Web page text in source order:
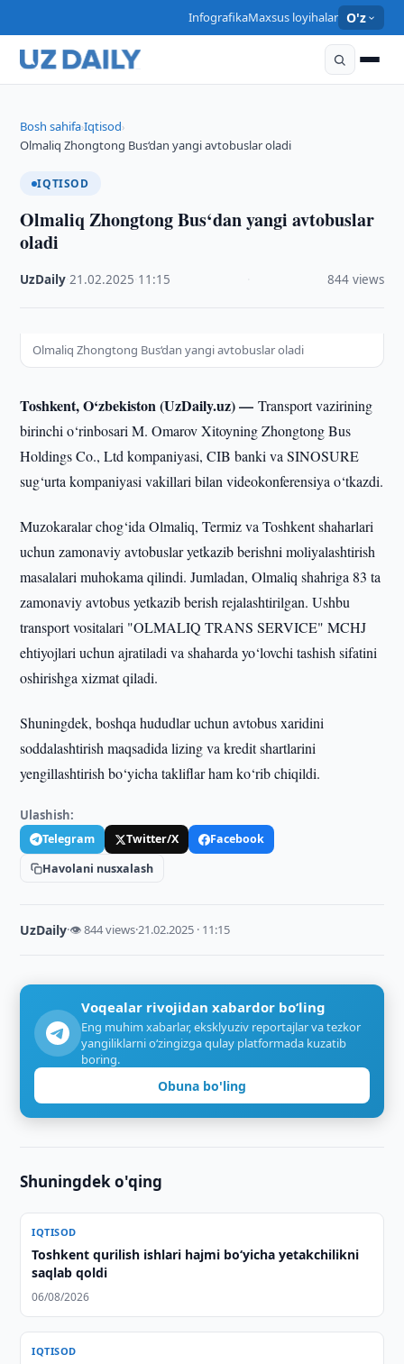
InfografikaMaxsus loyihalar O'z
Bosh sahifa›Iqtisod›
Olmaliq Zhongtong Bus‘dan yangi avtobuslar oladi
IQTISOD
Olmaliq Zhongtong Bus‘dan yangi avtobuslar
oladi
UzDaily ·21.02.2025 11:15 844 views
Olmaliq Zhongtong Bus‘dan yangi avtobuslar oladi
Toshkent, O‘zbekiston (UzDaily.uz) —Transport vazirining
birinchi o‘rinbosari M. Omarov Xitoyning Zhongtong Bus
Holdings Co., Ltd kompaniyasi, CIB banki va SINOSURE
sug‘urta kompaniyasi vakillari bilan videokonferensiya o‘tkazdi.
Muzokaralar chog‘ida Olmaliq, Termiz va Toshkent shaharlari
uchun zamonaviy avtobuslar yetkazib berishni moliyalashtirish
masalalari muhokama qilindi. Jumladan, Olmaliq shahriga 83 ta
zamonaviy avtobus yetkazib berish rejalashtirilgan. Ushbu
transport vositalari "OLMALIQ TRANS SERVICE" MCHJ
ehtiyojlari uchun ajratiladi va shaharda yo‘lovchi tashish sifatini
oshirishga xizmat qiladi.
Shuningdek, boshqa hududlar uchun avtobus xaridini
soddalashtirish maqsadida lizing va kredit shartlarini
yengillashtirish bo‘yicha takliflar ham ko‘rib chiqildi.
Ulashish:
Telegram Twitter/X
Facebook
Havolani nusxalash
UzDaily·👁 844 views·21.02.2025 · 11:15
Voqealar rivojidan xabardor bo‘ling
Eng muhim xabarlar, eksklyuziv reportajlar va tezkor
yangiliklarni o‘zingizga qulay platformada kuzatib
boring.
Obuna bo'ling
Shuningdek o'qing
IQTISOD
Toshkent qurilish ishlari hajmi bo‘yicha yetakchilikni
saqlab qoldi
06/08/2026
IQTISOD